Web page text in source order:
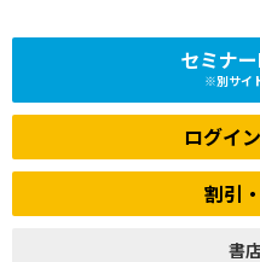
セミナ
※別サイ
ログイ
割引
書